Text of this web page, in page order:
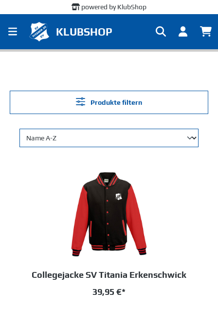
powered by KlubShop
KLUBSHOP
Produkte filtern
Collegejacke SV Titania Erkenschwick
39,95 €*